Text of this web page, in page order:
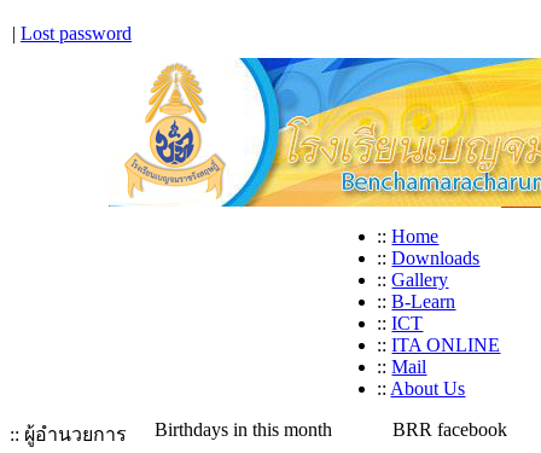
| Lost password
:: Home
:: Downloads
:: Gallery
:: B-Learn
:: ICT
:: ITA ONLINE
:: Mail
:: About Us
:: ผู้อำนวยการ
Birthdays in this month
BRR facebook